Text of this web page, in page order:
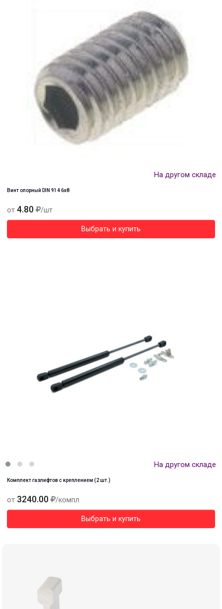
На другом складе
Винт опорный DIN 914 6х8
от 4.80 /шт
Выбрать и купить
На другом складе
Комплект газлифтов с креплением (2 шт.)
от 3240.00 /компл
Выбрать и купить